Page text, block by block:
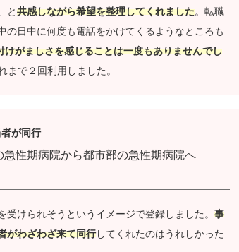
と共感しながら希望を整理してくれました。転職
日中に何度も電話をかけてくるようなところも
けがましさを感じることは一度もありませんでし
まで２回利用しました。
が同行
性期病院から都市部の急性期病院へ
受けられそうというイメージで登録しました。事
がわざわざ来て同行してくれたのはうれしかった